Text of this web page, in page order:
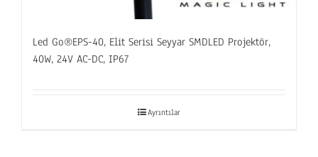
Led Go®EPS-40, Elit Serisi Seyyar SMDLED Projektör,
40W, 24V AC-DC, IP67
Ayrıntılar